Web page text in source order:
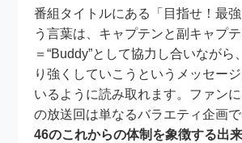
番組タイトルにある「目指せ！最
う言葉は、キャプテンと副キャプ
＝“Buddy”として協力し合いながら
り強くしていこうというメッセー
いるように読み取れます。ファン
の放送回は単なるバラエティ企画
46のこれからの体制を象徴する出